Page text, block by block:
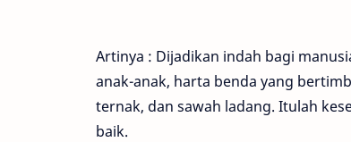
Artinya : Dijadikan indah bagi
anak-anak, harta benda yang
ternak, dan sawah ladang. Itulah
baik.